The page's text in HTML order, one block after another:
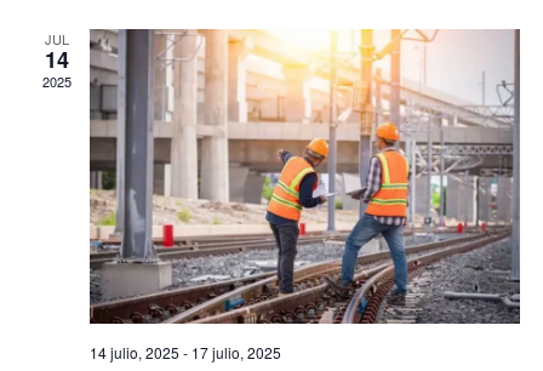
de
JUL
14
2025
14 julio, 2025 - 17 julio, 2025